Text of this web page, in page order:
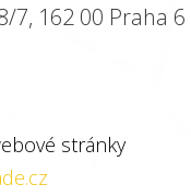
7, 162 00 Praha 6
stránky